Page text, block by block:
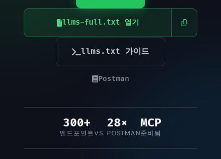
llms-full.txt 열기
llms.txt 가이드
Postman
300+
엔드포인트
28×
VS. POSTMAN
MCP
준비됨